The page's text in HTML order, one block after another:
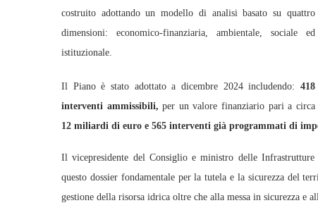
costruito adottando un modello di analisi basato su quattro
dimensioni: economico-finanziaria, ambientale, sociale ed
istituzionale.
Il Piano è stato adottato a dicembre 2024 includendo: 418
interventi ammissibili, per un valore finanziario pari a circa
12 miliardi di euro e 565 interventi già programmati di
Il vicepresidente del Consiglio e ministro delle
questo dossier fondamentale per la tutela e la sicurezza del
gestione della risorsa idrica oltre che alla messa in sicurezza e